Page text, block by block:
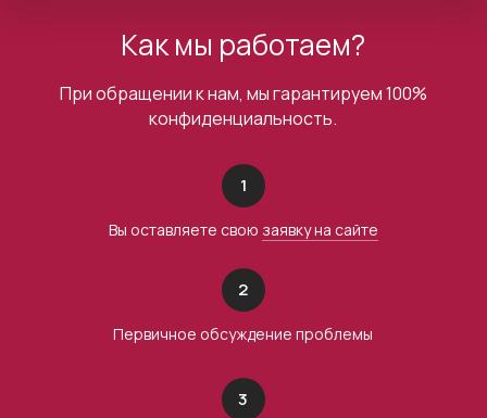
Как мы работаем?
При обращении к нам, мы гарантируем 100%
конфиденциальность.
1
Вы оставляете свою заявку на сайте
2
Первичное обсуждение проблемы
3